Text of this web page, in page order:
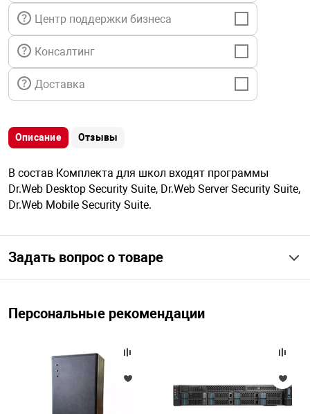
техника
автомобили
информации
техника
ключи
сигнализации
безопасность
оборудование
Центр поддержки бизнеса
Консалтинг
Доставка
Описание Отзывы
В состав Комплекта для школ входят программы
Dr.Web Desktop Security Suite, Dr.Web Server Security Suite,
Dr.Web Mobile Security Suite.
Задать вопрос о товаре
Персональные рекомендации